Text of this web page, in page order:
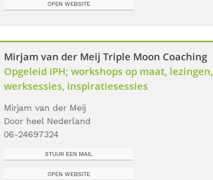
OPEN WEBSITE
Mirjam van der Meij Triple Moon Coaching
Opgeleid IPH; workshops op maat, lezingen,
werksessies, inspiratiesessies
Mirjam van der Meij
Door heel Nederland
06-24697324
STUUR EEN MAIL
OPEN WEBSITE